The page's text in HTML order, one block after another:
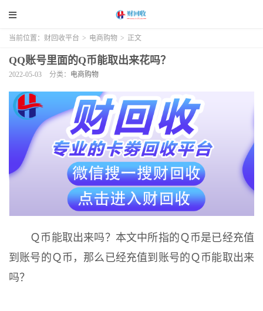
当前位置： 财回收平台 > 电商购物 > 正文
QQ账号里面的Q币能取出来花吗？
2022-05-03 分类： 电商购物
Ｑ币能取出来吗？本文中所指的Ｑ币是已经充值
到账号的Ｑ币，那么已经充值到账号的Ｑ币能取出来
吗？